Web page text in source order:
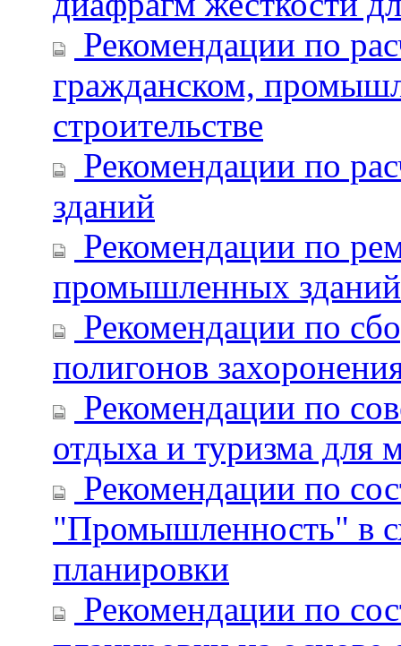
Рекомендации по
гражданском,
строительстве
Рекомендации по
зданий
Рекомендации по
промышленных зданий
Рекомендации по
полигонов
Рекомендации по
отдыха и туризма
Рекомендации по
"Промышленность" в
планировки
Рекомендации по